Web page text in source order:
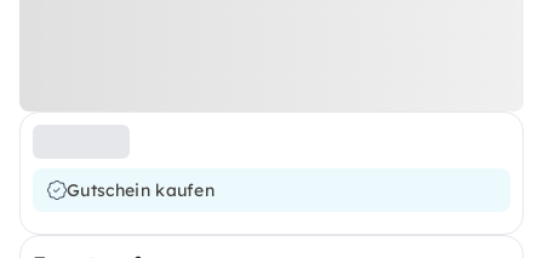
Gutschein kaufen